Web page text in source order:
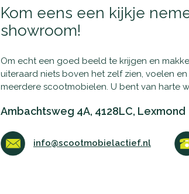
Kom eens een kijkje
showroom!
Om echt een goed beeld te krijgen en
uiteraard niets boven het zelf zien, voelen
meerdere scootmobielen. U bent van harte
Ambachtsweg 4A, 4128LC, Lexmond
info@scootmobielactief.nl